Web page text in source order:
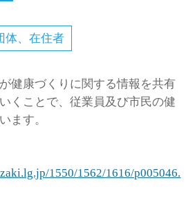
体、在住者
健康づくりに関する情報を共有
くことで、従業員及び市民の健
ます。
1550/1562/1616/p005046.